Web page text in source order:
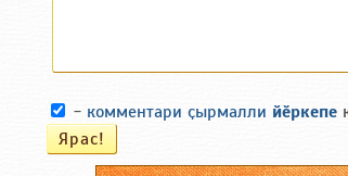
- комментари ҫырмалли йӗркепе